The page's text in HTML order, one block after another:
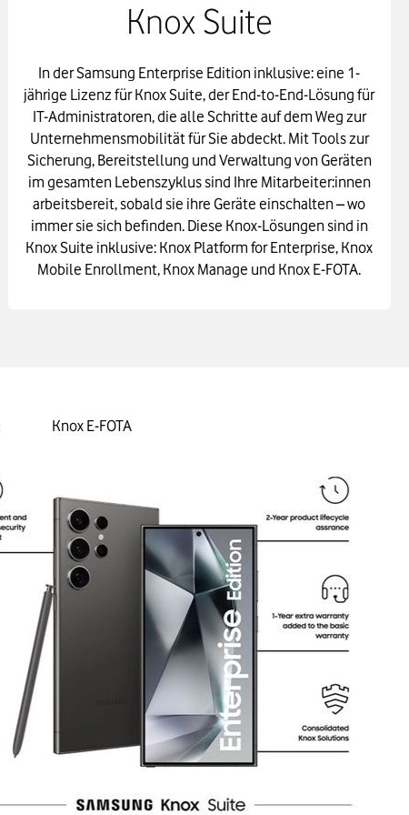
Knox Suite
In der Samsung Enterprise Edition inklusive: eine 1-
jährige Lizenz für Knox Suite, der End-to-End-Lösung für
IT-Administratoren, die alle Schritte auf dem Weg zur
Unternehmensmobilität für Sie abdeckt. Mit Tools zur
Sicherung, Bereitstellung und Verwaltung von Geräten
im gesamten Lebenszyklus sind Ihre Mitarbeiter:innen
arbeitsbereit, sobald sie ihre Geräte einschalten – wo
immer sie sich befinden. Diese Knox-Lösungen sind in
Knox Suite inklusive: Knox Platform for Enterprise, Knox
Mobile Enrollment, Knox Manage und Knox E-FOTA.
Knox E-FOTA